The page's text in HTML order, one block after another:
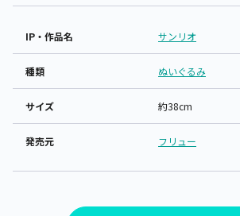
IP・作品名 サンリオ
種類 ぬいぐるみ
サイズ 約38cm
発売元 フリュー